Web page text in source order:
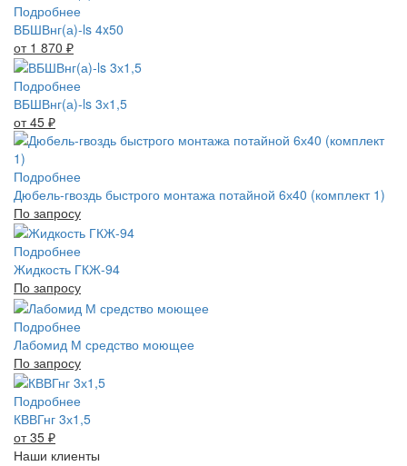
Подробнее
ВБШВнг(а)-ls 4x50
от 1 870 ₽
Подробнее
ВБШВнг(а)-ls 3х1,5
от 45 ₽
Подробнее
Дюбель-гвоздь быстрого монтажа потайной 6х40 (комплект 1)
По запросу
Подробнее
Жидкость ГКЖ-94
По запросу
Подробнее
Лабомид М средство моющее
По запросу
Подробнее
КВВГнг 3х1,5
от 35 ₽
Наши клиенты